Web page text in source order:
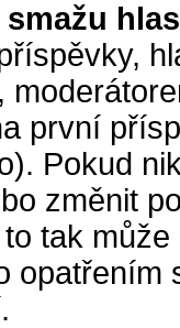
první
Pokud
změnit
tak